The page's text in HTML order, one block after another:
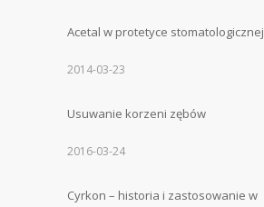
Acetal w protetyce stomatologicznej
2014-03-23
Usuwanie korzeni zębów
2016-03-24
Cyrkon – historia i zastosowanie w